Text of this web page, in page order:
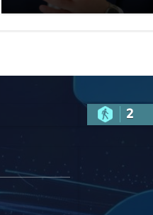
საქართველოში
ტურისტებისთვი
ს, ჩვენი კარი
2